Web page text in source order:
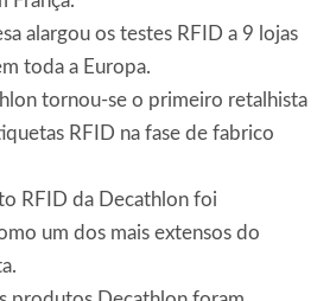
alargou os testes RFID a 9 lojas
toda a Europa.
tornou-se o primeiro retalhista
RFID na fase de fabrico
RFID da Decathlon foi
um dos mais extensos do